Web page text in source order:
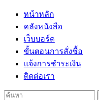
หน้าหลัก
คลังหนังสือ
เว็บบอร์ด
ขั้นตอนการสั่งซื้อ
แจ้งการชำระเงิน
ติดต่อเรา